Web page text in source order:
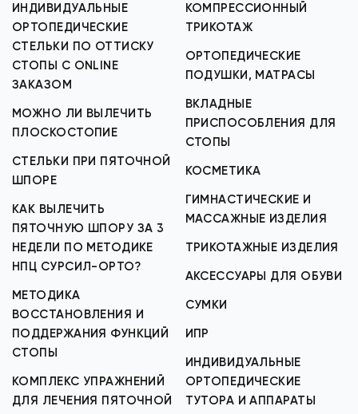
ИНДИВИДУАЛЬНЫЕ
ОРТОПЕДИЧЕСКИЕ
СТЕЛЬКИ ПО ОТТИСКУ
СТОПЫ С ONLINE
ЗАКАЗОМ
МОЖНО ЛИ ВЫЛЕЧИТЬ
ПЛОСКОСТОПИЕ
СТЕЛЬКИ ПРИ ПЯТОЧНОЙ
ШПОРЕ
КАК ВЫЛЕЧИТЬ
ПЯТОЧНУЮ ШПОРУ ЗА 3
НЕДЕЛИ ПО МЕТОДИКЕ
НПЦ СУРСИЛ-ОРТО?
МЕТОДИКА
ВОССТАНОВЛЕНИЯ И
ПОДДЕРЖАНИЯ ФУНКЦИЙ
СТОПЫ
КОМПЛЕКС УПРАЖНЕНИЙ
ДЛЯ ЛЕЧЕНИЯ ПЯТОЧНОЙ
КОМПРЕССИОННЫЙ
ТРИКОТАЖ
ОРТОПЕДИЧЕСКИЕ
ПОДУШКИ, МАТРАСЫ
ВКЛАДНЫЕ
ПРИСПОСОБЛЕНИЯ ДЛЯ
СТОПЫ
КОСМЕТИКА
ГИМНАСТИЧЕСКИЕ И
МАССАЖНЫЕ ИЗДЕЛИЯ
ТРИКОТАЖНЫЕ ИЗДЕЛИЯ
АКСЕССУАРЫ ДЛЯ ОБУВИ
СУМКИ
ИПР
ИНДИВИДУАЛЬНЫЕ
ОРТОПЕДИЧЕСКИЕ
ТУТОРА И АППАРАТЫ